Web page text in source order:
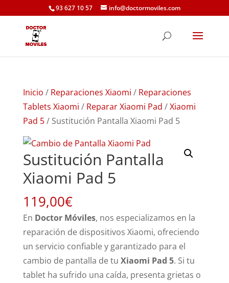
93 627 10 57 info@doctormoviles.com
Inicio / Reparaciones Xiaomi / Reparaciones
Tablets Xiaomi / Reparar Xiaomi Pad /Xiaomi
Pad 5/ Sustitución Pantalla Xiaomi Pad 5
Sustitución Pantalla
Xiaomi Pad 5
119,00€
En Doctor Móviles, nos especializamos en la
reparación de dispositivos Xiaomi, ofreciendo
un servicio confiable y garantizado para el
cambio de pantalla de tu Xiaomi Pad 5. Si tu
tablet ha sufrido una caída, presenta grietas o